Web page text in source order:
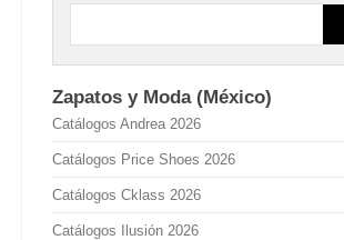
Zapatos y Moda (México)
Catálogos Andrea 2026
Catálogos Price Shoes 2026
Catálogos Cklass 2026
Catálogos Ilusión 2026